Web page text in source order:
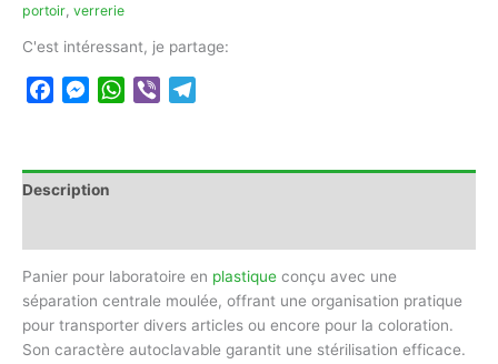
portoir verrerie
C'est intéressant, je partage:
FacebookMessenger
WhatsApp
Viber
Description
Panier pour laboratoire en plastique conçu avec une
séparation centrale moulée, offrant une organisation pratique
pour transporter divers articles ou encore pour la coloration.
Son caractère autoclavable garantit une stérilisation efficace.